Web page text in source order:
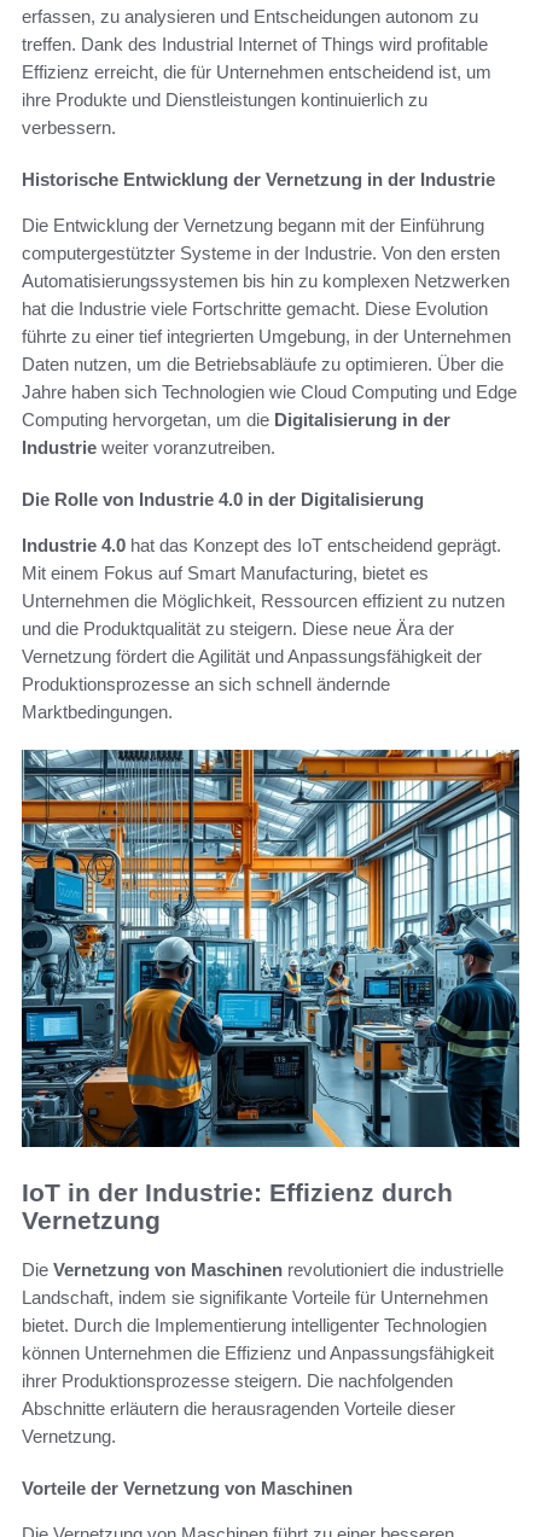
erfassen, zu analysieren und Entscheidungen autonom zu
treffen. Dank des Industrial Internet of Things wird profitable
Effizienz erreicht, die für Unternehmen entscheidend ist, um
ihre Produkte und Dienstleistungen kontinuierlich zu
verbessern.
Historische Entwicklung der Vernetzung in der Industrie
Die Entwicklung der Vernetzung begann mit der Einführung
computergestützter Systeme in der Industrie. Von den ersten
Automatisierungssystemen bis hin zu komplexen Netzwerken
hat die Industrie viele Fortschritte gemacht. Diese Evolution
führte zu einer tief integrierten Umgebung, in der Unternehmen
Daten nutzen, um die Betriebsabläufe zu optimieren. Über die
Jahre haben sich Technologien wie Cloud Computing und Edge
Computing hervorgetan, um die Digitalisierung in der
Industrie weiter voranzutreiben.
Die Rolle von Industrie 4.0 in der Digitalisierung
Industrie 4.0 hat das Konzept des IoT entscheidend geprägt.
Mit einem Fokus auf Smart Manufacturing, bietet es
Unternehmen die Möglichkeit, Ressourcen effizient zu nutzen
und die Produktqualität zu steigern. Diese neue Ära der
Vernetzung fördert die Agilität und Anpassungsfähigkeit der
Produktionsprozesse an sich schnell ändernde
Marktbedingungen.
IoT in der Industrie: Effizienz durch
Vernetzung
Die Vernetzung von Maschinen revolutioniert die industrielle
Landschaft, indem sie signifikante Vorteile für Unternehmen
bietet. Durch die Implementierung intelligenter Technologien
können Unternehmen die Effizienz und Anpassungsfähigkeit
ihrer Produktionsprozesse steigern. Die nachfolgenden
Abschnitte erläutern die herausragenden Vorteile dieser
Vernetzung.
Vorteile der Vernetzung von Maschinen